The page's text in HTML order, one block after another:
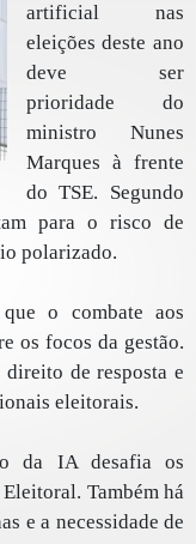
artificial nas
eleições deste ano
deve ser
prioridade do
ministro Nunes
Marques à frente
do TSE. Segundo
para o risco de
polarizado.
o combate aos
os focos da gestão.
de resposta e
eleitorais.
da IA desafia os
Também há
e a necessidade de